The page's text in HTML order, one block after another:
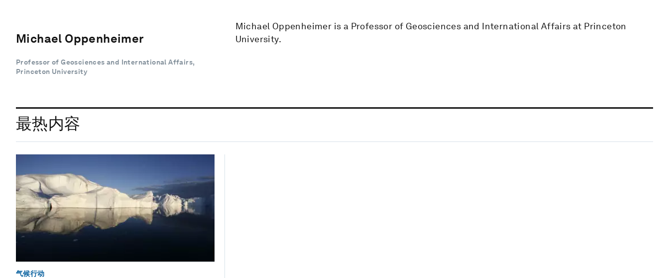
Michael Oppenheimer
Professor of Geosciences and International Affairs,
Princeton University
Michael Oppenheimer is a Professor of Geosciences and International Affairs at Princeton
University.
最热内容
气候行动